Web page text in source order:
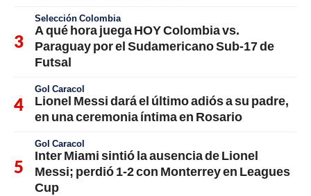
Selección Colombia
A qué hora juega HOY Colombia vs.
Paraguay por el Sudamericano Sub-17 de
Futsal
Gol Caracol
Lionel Messi dará el último adiós a su padre,
en una ceremonia íntima en Rosario
Gol Caracol
Inter Miami sintió la ausencia de Lionel
Messi; perdió 1-2 con Monterrey en Leagues
Cup